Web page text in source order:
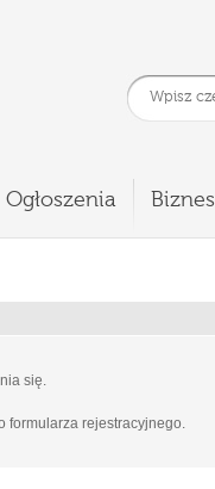
Ogłoszenia Biznes
się.
formularza rejestracyjnego.